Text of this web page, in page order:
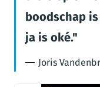
boodschap
ja is oké.
Joris